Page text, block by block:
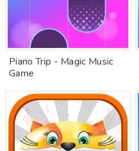
Piano Trip - Magic Music
Game